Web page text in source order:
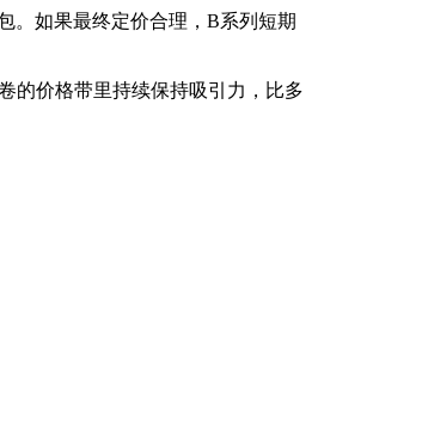
。如果最终定价合理，B系列短期
的价格带里持续保持吸引力，比多